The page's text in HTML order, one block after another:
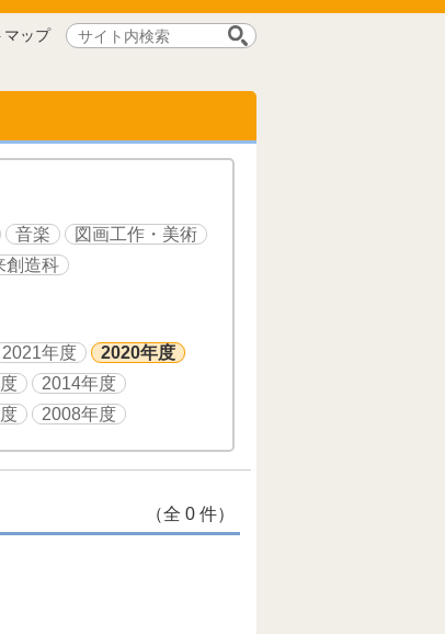
マップ
サ
検
音楽
図画工作・美術
創造科
2021年度
2020年度
2014年度
2008年度
（全 0 件）